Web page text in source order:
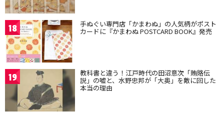
18 手ぬぐい専門店「かまわぬ」の人気柄がポスト
カードに『かまわぬ POSTCARD BOOK』発売
19 教科書と違う！江戸時代の田沼意次「賄賂伝
説」の嘘と、水野忠邦が「大奥」を敵に回した
本当の理由